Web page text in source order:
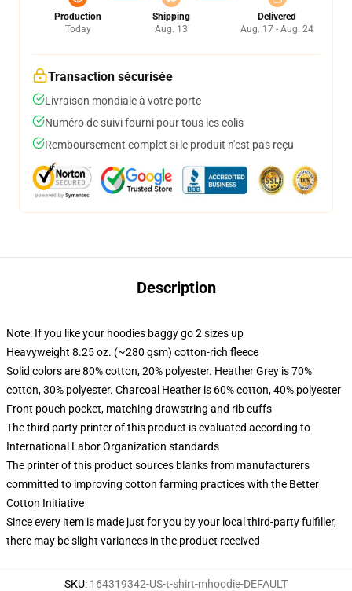
Production
Today
Shipping
Aug. 13
Delivered
Aug. 17 - Aug. 24
Transaction sécurisée
Livraison mondiale à votre porte
Numéro de suivi fourni pour tous les colis
Remboursement complet si le produit n'est pas reçu
Description
Note: If you like your hoodies baggy go 2 sizes up
Heavyweight 8.25 oz. (~280 gsm) cotton-rich fleece
Solid colors are 80% cotton, 20% polyester. Heather Grey is 70%
cotton, 30% polyester. Charcoal Heather is 60% cotton, 40% polyester
Front pouch pocket, matching drawstring and rib cuffs
The third party printer of this product is evaluated according to
International Labor Organization standards
The printer of this product sources blanks from manufacturers
committed to improving cotton farming practices with the Better
Cotton Initiative
Since every item is made just for you by your local third-party fulfiller,
there may be slight variances in the product received
SKU: 164319342-US-t-shirt-mhoodie-DEFAULT